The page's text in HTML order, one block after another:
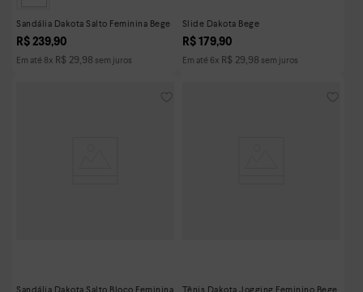
Sandália Dakota Salto Feminina Bege
R$ 239,90
Em até 8x R$ 29,98 sem juros
Slide Dakota Bege
R$ 179,90
Em até 6x R$ 29,98 sem juros
Sandália Dakota Salto Bloco Feminina Tênis Dakota Jogging Feminino Bege